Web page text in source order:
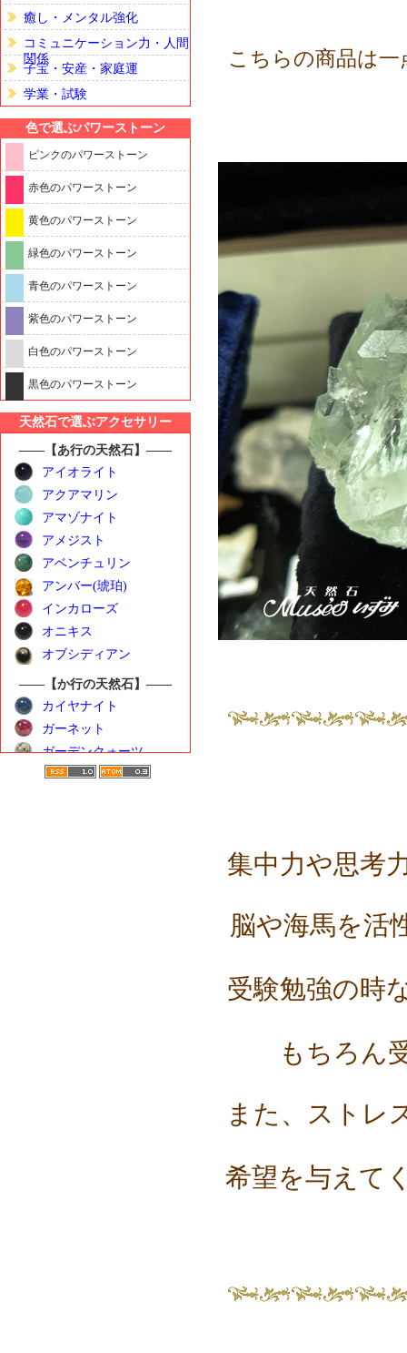
癒し・メンタル強化
コミュニケーション力・人間
関係
子宝・安産・家庭運
学業・試験
色で選ぶパワーストーン
ピンクのパワーストーン
赤色のパワーストーン
黄色のパワーストーン
緑色のパワーストーン
青色のパワーストーン
紫色のパワーストーン
白色のパワーストーン
黒色のパワーストーン
天然石で選ぶアクセサリー
――【あ行の天然石】――
アイオライト
アクアマリン
アマゾナイト
アメジスト
アベンチュリン
アンバー(琥珀)
インカローズ
オニキス
オブシディアン
――【か行の天然石】――
カイヤナイト
ガーネット
ガーデンクォーツ
カーネリアン
こちらの商品は
集中力や思考
脳や海馬を活
受験勉強の時
もちろん
また、ストレ
希望を与えて